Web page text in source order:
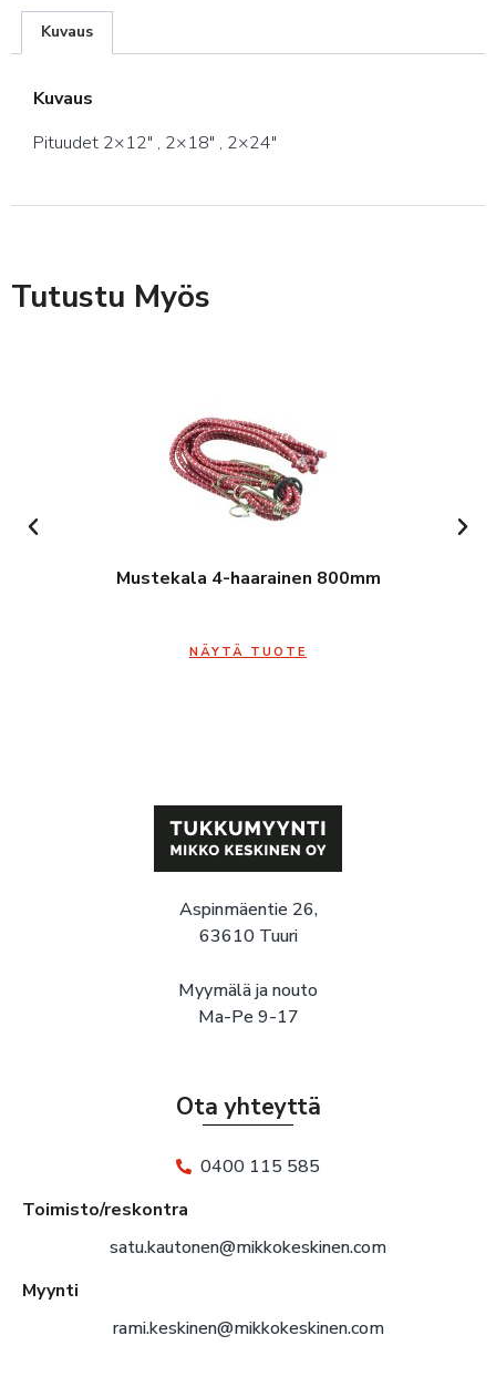
Kuvaus
Kuvaus
Pituudet 2×12″ , 2×18″ , 2×24″
Tutustu Myös
Mustekala 4-haarainen 800mm
NÄYTÄ TUOTE
Aspinmäentie 26,
63610 Tuuri
Myymälä ja nouto
Ma-Pe 9-17
Ota yhteyttä
0400 115 585
Toimisto/reskontra
satu.kautonen@mikkokeskinen.com
Myynti
rami.keskinen@mikkokeskinen.com